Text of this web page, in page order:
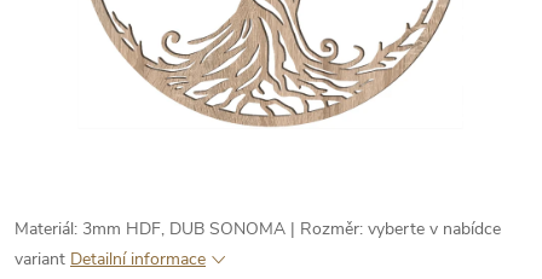
Materiál: 3mm HDF, DUB SONOMA | Rozměr: vyberte v nabídce
variant Detailní informace